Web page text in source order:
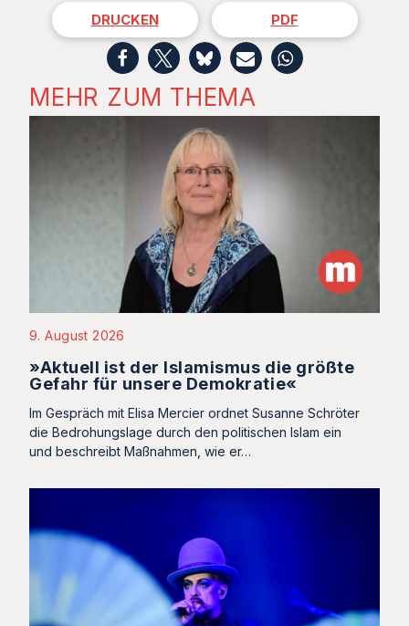
DRUCKEN PDF
MEHR ZUM THEMA
9. August 2026
»Aktuell ist der Islamismus die größte
Gefahr für unsere Demokratie«
Im Gespräch mit Elisa Mercier ordnet Susanne Schröter
die Bedrohungslage durch den politischen Islam ein
und beschreibt Maßnahmen, wie er…